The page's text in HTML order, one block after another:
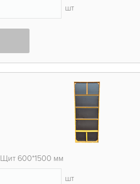
шт
Щит 600*1500 мм
шт